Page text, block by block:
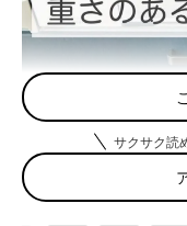
サクサク読